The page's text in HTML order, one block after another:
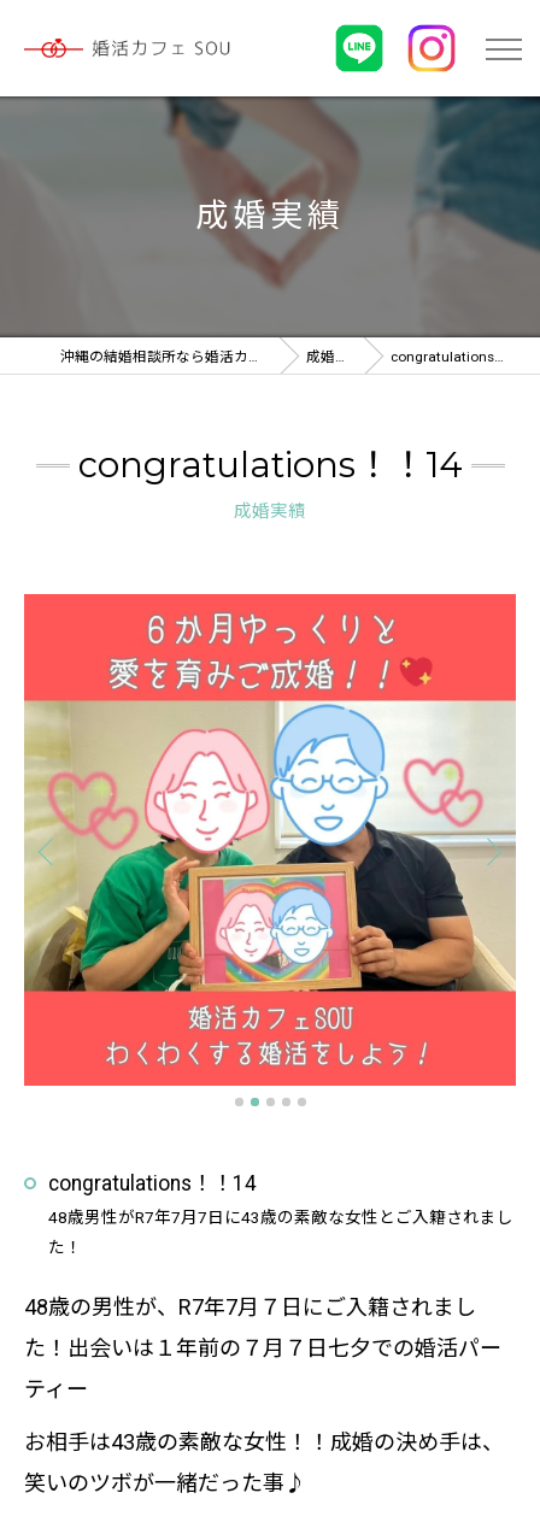
成婚実績
沖縄の結婚相談所なら婚活カフェ SOU 成婚実績 congratulations！！14
成婚実績
congratulations！！14
congratulations！！14
48歳男性がR7年7月7日に43歳の素敵な女性とご入籍されまし
た！
48歳の男性が、R7年7月７日にご入籍されまし
た！出会いは１年前の７月７日七夕での婚活パー
ティー
お相手は43歳の素敵な女性！！成婚の決め手は、
笑いのツボが一緒だった事♪